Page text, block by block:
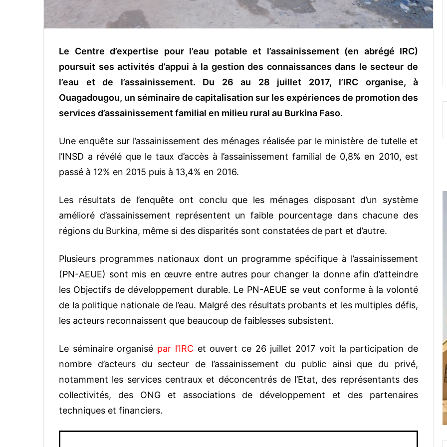
Le Centre d’expertise pour l’eau potable et l’assainissement (en abrégé IRC)
poursuit ses activités d’appui à la gestion des connaissances dans le secteur de
l’eau et de l’assainissement. Du 26 au 28 juillet 2017, l’IRC organise, à
Ouagadougou, un séminaire de capitalisation sur les expériences de promotion des
services d’assainissement familial en milieu rural au Burkina Faso.
Une enquête sur l’assainissement des ménages réalisée par le ministère de tutelle et
l’INSD a révélé que le taux d’accès à l’assainissement familial de 0,8% en 2010, est
passé à 12% en 2015 puis à 13,4% en 2016.
Les résultats de l’enquête ont conclu que les ménages disposant d’un système
amélioré d’assainissement représentent un faible pourcentage dans chacune des
régions du Burkina, même si des disparités sont constatées de part et d’autre.
Plusieurs programmes nationaux dont un programme spécifique à l’assainissement
(PN-AEUE) sont mis en œuvre entre autres pour changer la donne afin d’atteindre
les Objectifs de développement durable. Le PN-AEUE se veut conforme à la volonté
de la politique nationale de l’eau. Malgré des résultats probants et les multiples défis,
les acteurs reconnaissent que beaucoup de faiblesses subsistent.
Le séminaire organisé par l’IRC et ouvert ce 26 juillet 2017 voit la participation de
nombre d’acteurs du secteur de l’assainissement du public ainsi que du privé,
notamment les services centraux et déconcentrés de l’Etat, des représentants des
collectivités, des ONG et associations de développement et des partenaires
techniques et financiers.